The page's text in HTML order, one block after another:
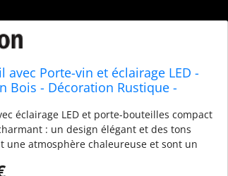
avec Porte-vin et éclairage LED -
Bois - Décoration Rustique -
à Vin - Baril Whisky - Barrique
éclairage LED et porte-bouteilles compact
: un design élégant et des tons
une atmosphère chaleureuse et sont un